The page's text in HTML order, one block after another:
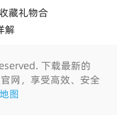
藏礼物合
解
下载最新的
网，享受高效、安全
图